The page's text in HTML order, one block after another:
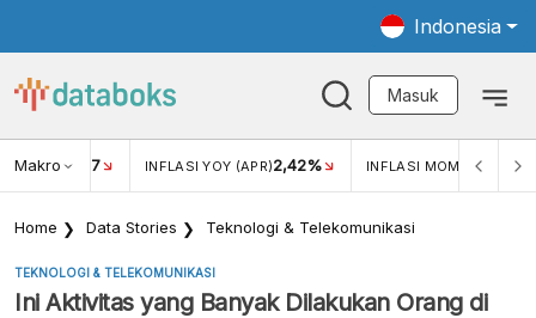
Indonesia
Masuk
Makro
USD/IDR 17 INFLASI YOY (APR)2,42% INFLASI MOM (MAR)
Home Data Stories Teknologi & Telekomunikasi
TEKNOLOGI & TELEKOMUNIKASI
Ini Aktivitas yang Banyak Dilakukan Orang di